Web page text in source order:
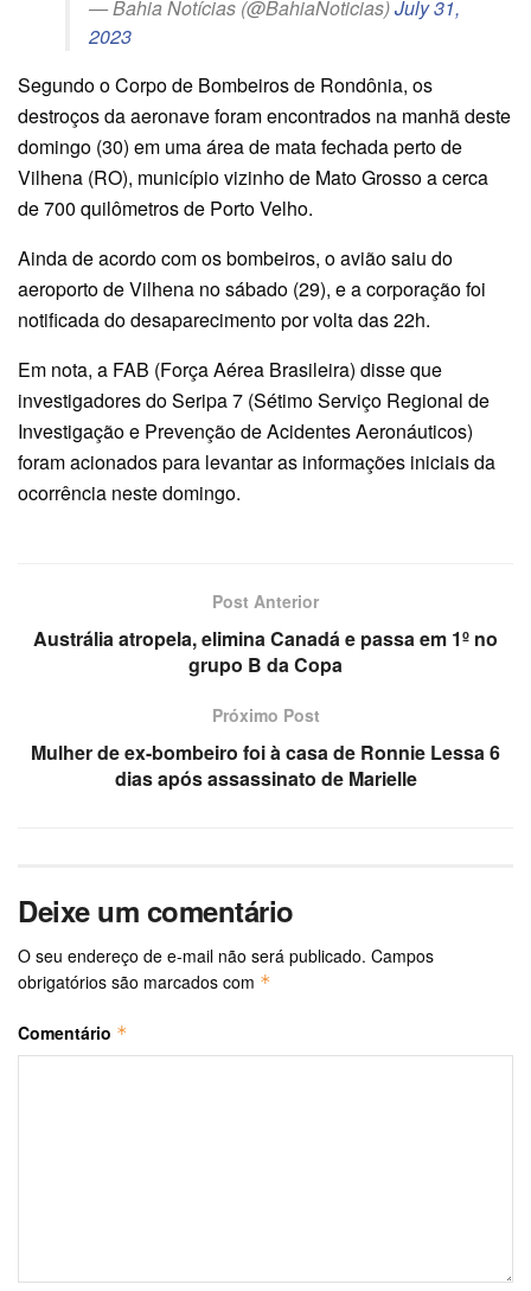
— Bahia Notícias (@BahiaNoticias)July 31,
2023
Segundo o Corpo de Bombeiros de Rondônia, os
destroços da aeronave foram encontrados na manhã deste
domingo (30) em uma área de mata fechada perto de
Vilhena (RO), município vizinho de Mato Grosso a cerca
de 700 quilômetros de Porto Velho.
Ainda de acordo com os bombeiros, o avião saiu do
aeroporto de Vilhena no sábado (29), e a corporação foi
notificada do desaparecimento por volta das 22h.
Em nota, a FAB (Força Aérea Brasileira) disse que
investigadores do Seripa 7 (Sétimo Serviço Regional de
Investigação e Prevenção de Acidentes Aeronáuticos)
foram acionados para levantar as informações iniciais da
ocorrência neste domingo.
Post Anterior
Austrália atropela, elimina Canadá e passa em 1º no
grupo B da Copa
Próximo Post
Mulher de ex-bombeiro foi à casa de Ronnie Lessa 6
dias após assassinato de Marielle
Deixe um comentário
O seu endereço de e-mail não será publicado. Campos
obrigatórios são marcados com *
Comentário *